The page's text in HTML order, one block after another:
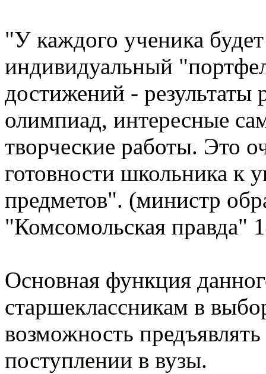
"У каждого ученика
индивидуальный
достижений -
олимпиад, интересные
творческие работы. Это
готовности школьника к
предметов". (министр
"Комсомольская правда"
Основная функция
старшеклассникам в
возможность
поступлении в вузы.